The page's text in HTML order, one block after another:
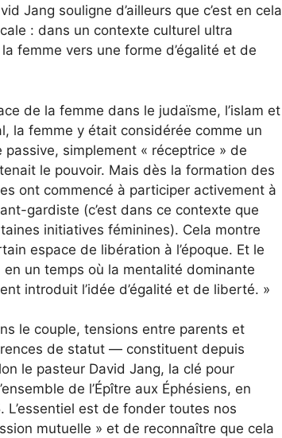
Jang souligne d’ailleurs que c’est en cela
: dans un contexte culturel ultra
femme vers une forme d’égalité et de
de la femme dans le judaïsme, l’islam et
la femme y était considérée comme un
simplement « réceptrice » de
le pouvoir. Mais dès la formation des
ont commencé à participer activement à
gardiste (c’est dans ce contexte que
initiatives féminines). Cela montre
espace de libération à l’époque. Et le
un temps où la mentalité dominante
introduit l’idée d’égalité et de liberté. »
le couple, tensions entre parents et
de statut — constituent depuis
le pasteur David Jang, la clé pour
de l’Épître aux Éphésiens, en
est de fonder toutes nos
mutuelle » et de reconnaître que cela